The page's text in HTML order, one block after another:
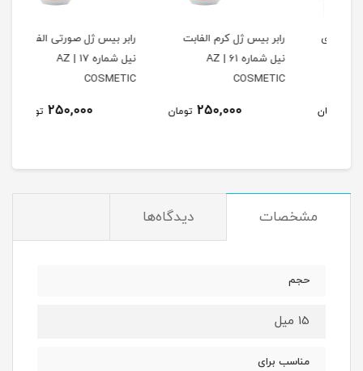
رابر بیس ژل کرم الفابت
نیل شماره 61 | AZ
COSMETIC
250,000 تومان
رابر بیس ژل صورتی الفابت
نیل شماره 17 | AZ
COSMETIC
250,000 تومان
مشخصات دیدگاه‌ها
حجم
15 میل
مناسب برای